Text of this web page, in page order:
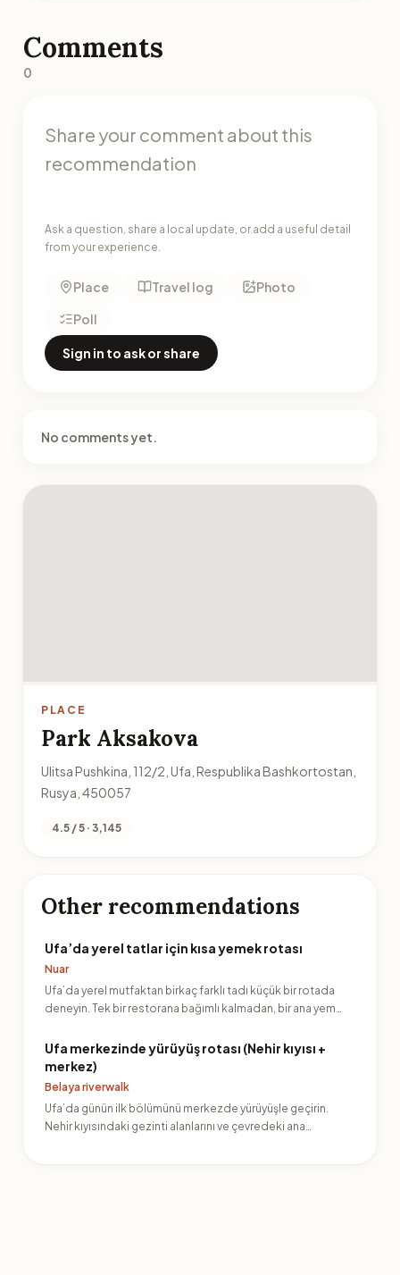
Comments
0
Ask a question, share a local update, or add a useful detail
from your experience.
Place Travel log
Photo
Poll
Sign in to ask or share
No comments yet.
PLACE
Park Aksakova
Ulitsa Pushkina, 112/2, Ufa, Respublika Bashkortostan,
Rusya, 450057
4.5 / 5 · 3,145
Other recommendations
Ufa’da yerel tatlar için kısa yemek rotası
Nuar
Ufa’da yerel mutfaktan birkaç farklı tadı küçük bir rotada
deneyin. Tek bir restorana bağımlı kalmadan, bir ana yem…
Ufa merkezinde yürüyüş rotası (Nehir kıyısı +
merkez)
Belaya riverwalk
Ufa’da günün ilk bölümünü merkezde yürüyüşle geçirin.
Nehir kıyısındaki gezinti alanlarını ve çevredeki ana